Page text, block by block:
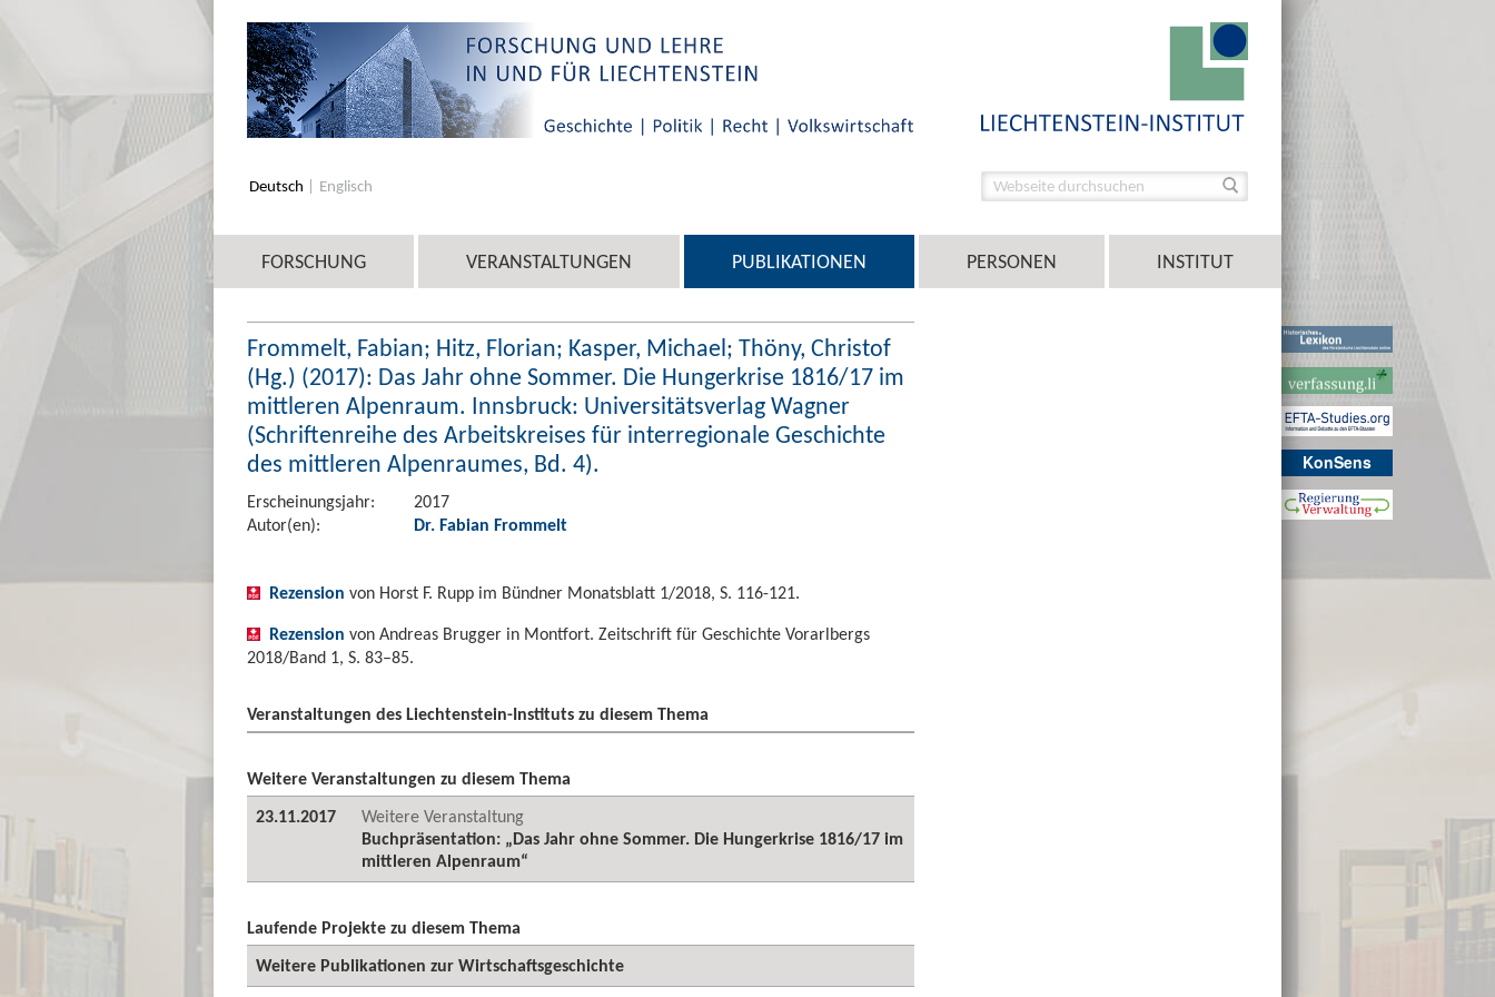
KonSens
Deutsch Englisch
FORSCHUNG VERANSTALTUNGEN PUBLIKATIONEN PERSONEN INSTITUT
Frommelt, Fabian; Hitz, Florian; Kasper, Michael; Thöny, Christof
(Hg.) (2017): Das Jahr ohne Sommer. Die Hungerkrise 1816/17 im
mittleren Alpenraum. Innsbruck: Universitätsverlag Wagner
(Schriftenreihe des Arbeitskreises für interregionale Geschichte
des mittleren Alpenraumes, Bd. 4).
Erscheinungsjahr:
2017
Autor(en):
Dr. Fabian Frommelt
Rezension von Horst F. Rupp im Bündner Monatsblatt 1/2018, S. 116-121.
Rezension von Andreas Brugger in Montfort. Zeitschrift für Geschichte Vorarlbergs
2018/Band 1, S. 83–85.
Veranstaltungen des Liechtenstein-Instituts zu diesem Thema
Weitere Veranstaltungen zu diesem Thema
23.11.2017
Weitere Veranstaltung
Buchpräsentation: „Das Jahr ohne Sommer. Die Hungerkrise 1816/17 im
mittleren Alpenraum“
Laufende Projekte zu diesem Thema
Weitere Publikationen zur Wirtschaftsgeschichte